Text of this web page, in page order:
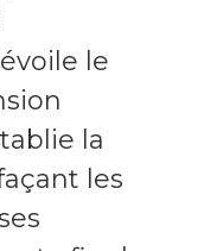
le
la
les